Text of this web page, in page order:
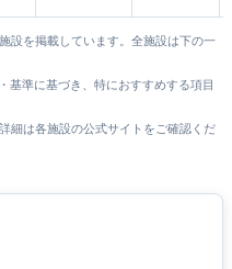
設を掲載しています。全施設は下の一
基準に基づき、特におすすめする項目
細は各施設の公式サイトをご確認くだ